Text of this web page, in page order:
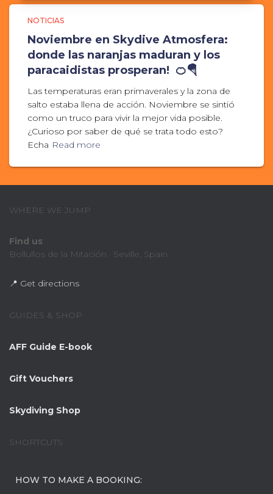
NOTICIAS
Noviembre en Skydive Atmosfera:
donde las naranjas maduran y los
paracaidistas prosperan! 🍊🪂
Las temperaturas eran primaverales y la zona de
salto estaba llena de acción. Noviembre se sintió
como un truco para vivir la mejor vida posible.
¿Curioso por saber de qué se trata todo esto?
Echa Read more
WHERE WE JUMP
Find us
Bollullos de la Mitación · Seville, Spain
📍 Get directions
GUIDES & SHOP
AFF Guide E-book
Gift Vouchers
Skydiving Shop
SHORTCUTS
HOW TO MAKE A BOOKING: